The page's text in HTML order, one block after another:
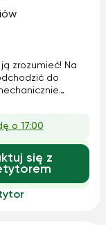
zrozumieć! Na
do
metod,
zadań.
wy...
o 17:00
się z